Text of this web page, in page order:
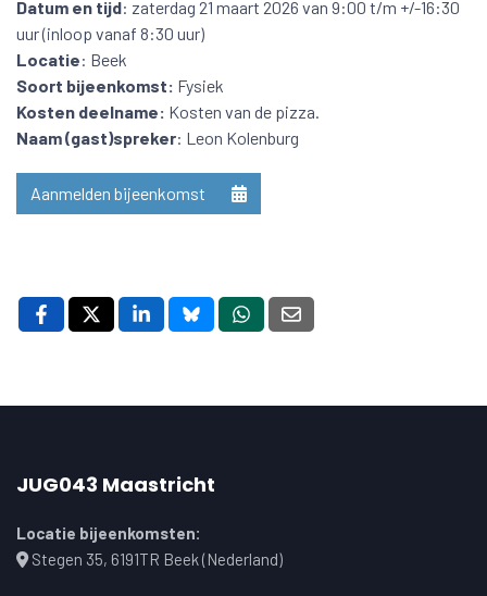
Datum en tijd: zaterdag 21 maart 2026 van 9:00 t/m +/-16:30
uur (inloop vanaf 8:30 uur)
Locatie: Beek
Soort bijeenkomst: Fysiek
Kosten deelname: Kosten van de pizza.
Naam (gast)spreker: Leon Kolenburg
Aanmelden bijeenkomst
JUG043 Maastricht
Locatie bijeenkomsten:
Stegen 35, 6191TR Beek (Nederland)